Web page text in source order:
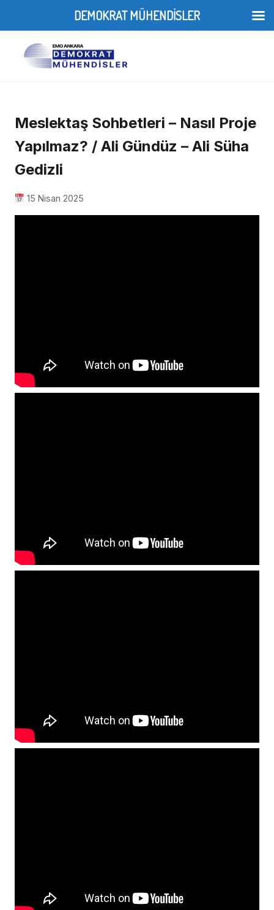
Meslektaş Sohbetleri – Nasıl Proje
Yapılmaz? / Ali Gündüz – Ali Süha
Gedizli
15 Nisan 2025
DEMOKRAT MÜHENDİSLER